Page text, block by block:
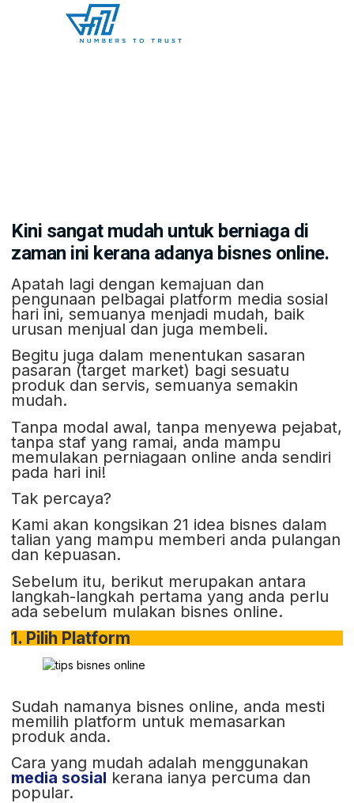
Kini sangat mudah untuk berniaga di
zaman ini kerana adanya bisnes online.
Apatah lagi dengan kemajuan dan
pengunaan pelbagai platform media sosial
hari ini, semuanya menjadi mudah, baik
urusan menjual dan juga membeli.
Begitu juga dalam menentukan sasaran
pasaran (target market) bagi sesuatu
produk dan servis, semuanya semakin
mudah.
Tanpa modal awal, tanpa menyewa pejabat,
tanpa staf yang ramai, anda mampu
memulakan perniagaan online anda sendiri
pada hari ini!
Tak percaya?
Kami akan kongsikan 21 idea bisnes dalam
talian yang mampu memberi anda pulangan
dan kepuasan.
Sebelum itu, berikut merupakan antara
langkah-langkah pertama yang anda perlu
ada sebelum mulakan bisnes online.
1. Pilih Platform
Sudah namanya bisnes online, anda mesti
memilih platform untuk memasarkan
produk anda.
Cara yang mudah adalah menggunakan
media sosial kerana ianya percuma dan
popular.